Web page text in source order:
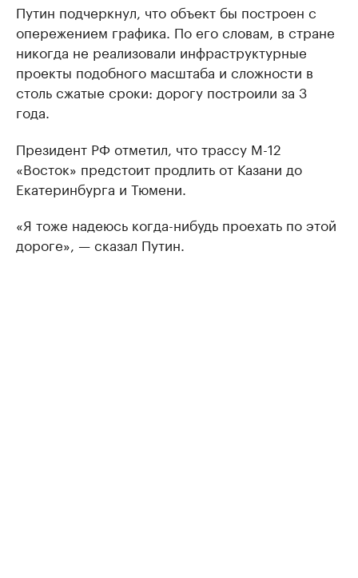
Путин подчеркнул, что объект бы построен с
опережением графика. По его словам, в стране
никогда не реализовали инфраструктурные
проекты подобного масштаба и сложности в
столь сжатые сроки: дорогу построили за 3
года.
Президент РФ отметил, что трассу М-12
«Восток» предстоит продлить от Казани до
Екатеринбурга и Тюмени.
«Я тоже надеюсь когда-нибудь проехать по этой
дороге», — сказал Путин.